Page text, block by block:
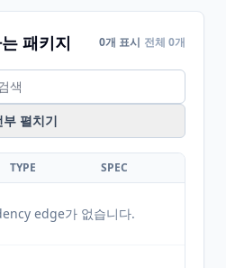
패키지 0개 표시 전체 0개
부 펼치기
TYPE SPEC
edge가 없습니다.